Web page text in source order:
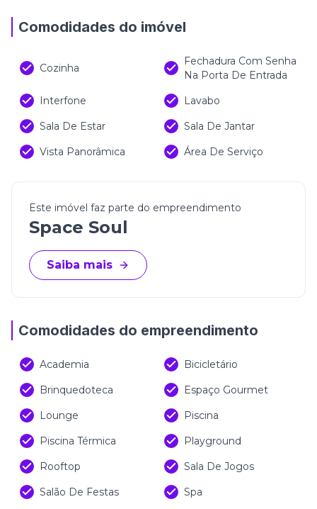
Comodidades do imóvel
Cozinha
Fechadura Com Senha
Na Porta De Entrada
Interfone
Lavabo
Sala De Estar
Sala De Jantar
Vista Panorâmica
Área De Serviço
Este imóvel faz parte do empreendimento
Space Soul
Saiba mais
Comodidades do empreendimento
Academia
Bicicletário
Brinquedoteca
Espaço Gourmet
Lounge
Piscina
Piscina Térmica
Playground
Rooftop
Sala De Jogos
Salão De Festas
Spa